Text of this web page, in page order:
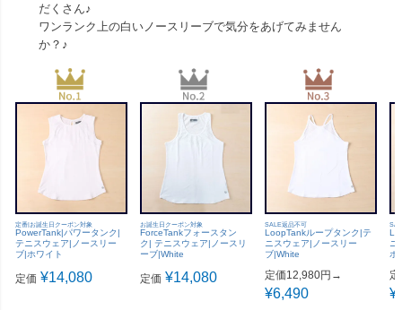
だくさん♪
ワンランク上の白いノースリーブで気分をあげてみません
か？♪
定番|お誕生日クーポン対象
PowerTank|パワータンク|
テニスウェア|ノースリー
ブ|ホワイト
定価 ¥14,080
お誕生日クーポン対象
ForceTankフォースタン
ク| テニスウェア|ノースリ
ーブ|White
定価 ¥14,080
SALE返品不可
LoopTankループタンク|テ
ニスウェア|ノースリー
ブ|White
定価12,980円→
¥6,490
ニ
ホ
¥